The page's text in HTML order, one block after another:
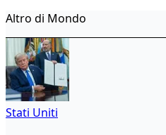
Altro di Mondo
Stati Uniti